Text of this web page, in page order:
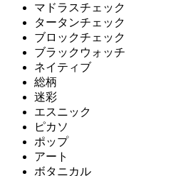
マドラスチェック
タータンチェック
ブロックチェック
ブラックウォッチ
ネイティブ
総柄
迷彩
エスニック
ピカソ
ポップ
アート
ボタニカル